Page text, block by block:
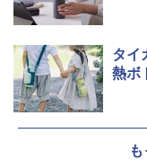
タイ
熱ボ